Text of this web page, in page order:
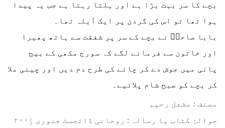
بچے کا سر بہت بڑا ہے اور ہلتا رہتا ہے جب یہ پیدا
ہوا تھا تو اس کی گردن پر ایک آبلہ تھا۔
بابا صاحبؒ نے بچے کے سر پر شفقت سے ہاتھ پھیرا
اور خاتون سے فرمانے لگے کہ سورج مکھی کے بیج
پانی میں جوش دے کر چائے کی طرح دم دیں اور چینی ملا
کر بچے کو صبح شام پلائیے۔
مصنف : مشعل رحیم
⁠⁠⁠حوالۂِ کتاب یا رسالہ : روحانی ڈائجسٹ جنوری ۲۰۰۱ِِ